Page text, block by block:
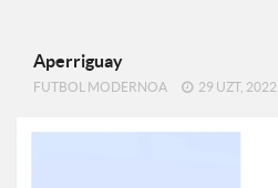
Aperriguay
FUTBOL MODERNOA 29 UZT, 2022